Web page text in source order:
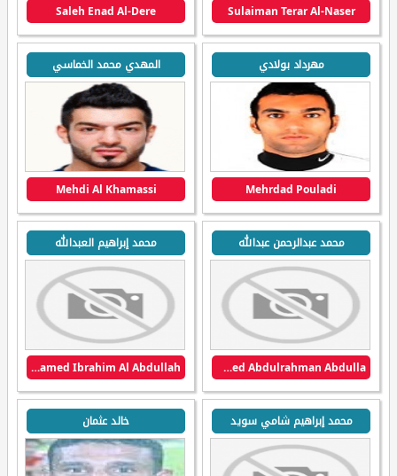
Sulaiman Terar Al-Naser
Saleh Enad Al-Dere
مهرداد بولادي
Mehrdad Pouladi
المهدي محمد الخماسي
Mehdi Al Khamassi
محمد عبدالرحمن عبدالله
Mohammed Abdulrahman Abdulla
محمد إبراهيم العبدالله
Mohamed Ibrahim Al Abdullah
محمد إبراهيم شامي سويد خالد عثمان